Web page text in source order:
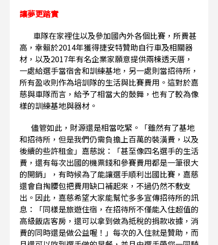
讓夢更踏實
車隊在家裡住以及參加國內外各個比賽，所費甚
高，幸賴於2014年獲得捷安特贊助自行車及相關器
材，以及2017年有名企業家願意提供兩棟透天厝，
一處給選手當宿舍和訓練基地，另一處則當招待所，
所有盈收則作為培訓隊的生活與比賽費用。這對於嘉
慈與車隊而言，給予了相當大的鼓舞，也有了較為像
樣的訓練基地與器材。
儘管如此，財源還是相當吃緊。「雖然有了基地
和招待所，但是我們仍需負擔上百萬的裝潢費，以及
後續的些許租金」嘉慈說：「甚至像四名選手的生活
費，還有每次出國的機票錢和參賽費用都是一筆很大
的開銷」，有時候為了能讓選手順利出國比賽，嘉慈
還會自掏腰包把費用缺口補起來，不過仍然不敷支
出。因此，嘉慈希望大家能幫忙多多宣傳招待所的訊
息：「同樣是旅遊住宿，在招待所不僅能入住超值的
高級飯店客房，還可以拿到做為抵稅的捐款收據，消
費的同時還是做公益喔！」每次的入住就是贊助，而